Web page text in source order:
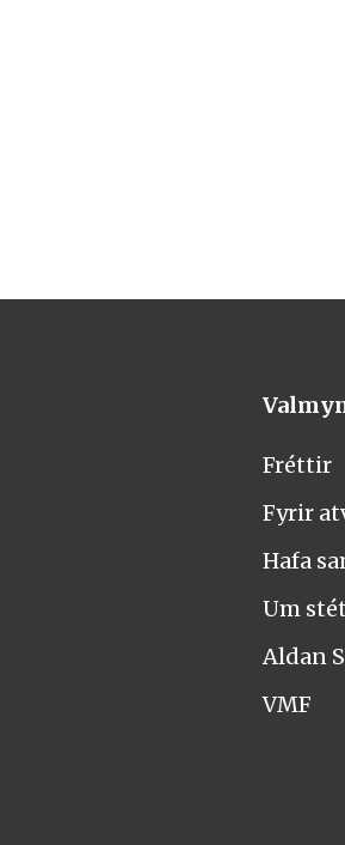
Fréttir
Fyrir
Hafa
Um
Aldan
VMF